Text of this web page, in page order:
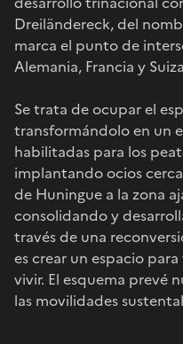
Dreiländereck, del
marca el punto de
Alemania, Francia y
Se trata de ocupar el
transformándolo en un
habilitadas para los
implantando ocios
de Huningue a la zona
consolidando y
través de una
es crear un espacio
vivir. El esquema prevé
las movilidades